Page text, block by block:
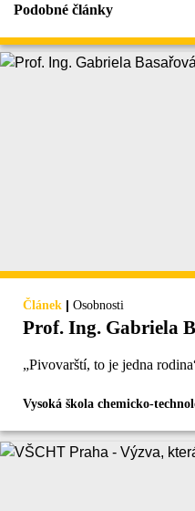
Podobné články
Článek | Osobnosti
Prof. Ing. Gabriela
„Pivovarští, to je jedna
Vysoká škola chemicko-